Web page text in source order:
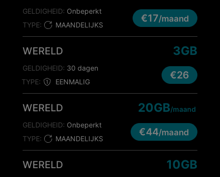
TYPE: MAANDELIJKS
GELDIGHEID: Onbeperkt
€17/maand
WERELD
TYPE: EENMALIG
3GB
GELDIGHEID: 30 dagen
€26
WERELD
TYPE: MAANDELIJKS
20GB/maand
GELDIGHEID: Onbeperkt
€44/maand
WERELD 10GB